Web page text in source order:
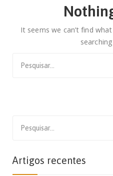
It seems we can’t find
for:
for:
Artigos recentes